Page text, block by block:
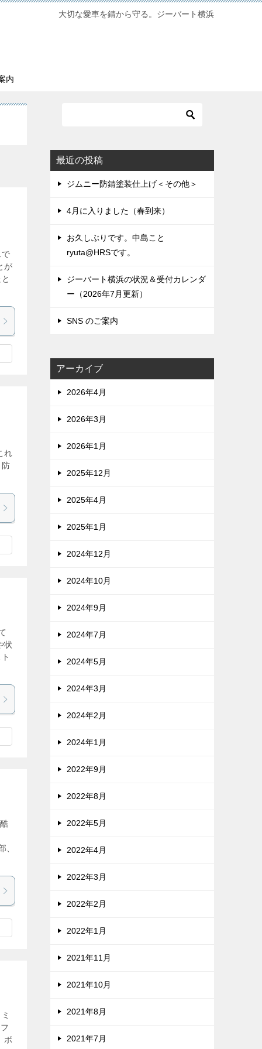
大切な愛車を錆から守る。ジーバート横浜
内
で
が
れ
防
状
、
ボ
最近の投稿
ジムニー防錆塗装仕上げ＜その他＞
4月に入りました（春到来）
お久しぶりです。中島こと
ryuta@HRSです。
ジーバート横浜の状況＆受付カレンダ
ー（2026年7月更新）
SNS のご案内
アーカイブ
2026年4月
2026年3月
2026年1月
2025年12月
2025年4月
2025年1月
2024年12月
2024年10月
2024年9月
2024年7月
2024年5月
2024年3月
2024年2月
2024年1月
2022年9月
2022年8月
2022年5月
2022年4月
2022年3月
2022年2月
2022年1月
2021年11月
2021年10月
2021年8月
2021年7月